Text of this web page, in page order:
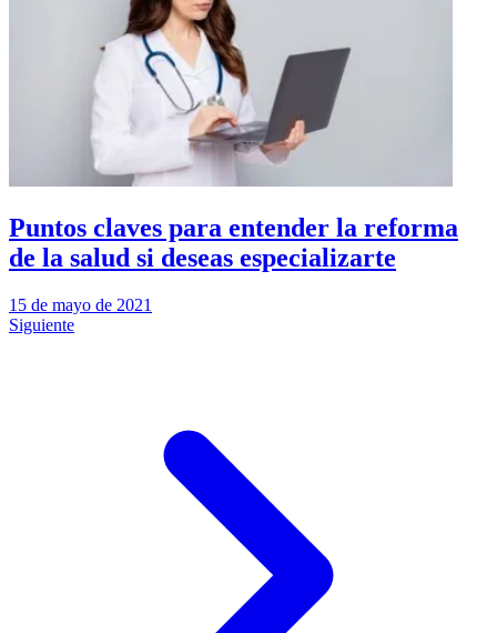
Puntos claves para entender la reforma
de la salud si deseas especializarte
15 de mayo de 2021
Siguiente